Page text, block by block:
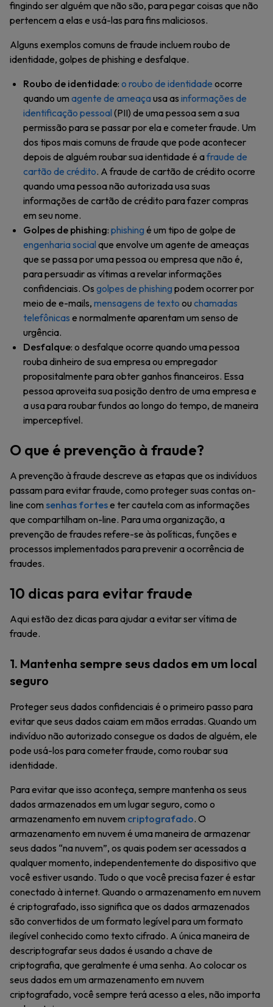
fingindo ser alguém que não são, para pegar coisas que não
pertencem a elas e usá-las para fins maliciosos.
Alguns exemplos comuns de fraude incluem roubo de
identidade, golpes de phishing e desfalque.
Roubo de identidade: o roubo de identidade ocorre
quando um agente de ameaçausa as informações de
identificação pessoal (PII) de uma pessoa sem a sua
permissão para se passar por ela e cometer fraude. Um
dos tipos mais comuns de fraude que pode acontecer
depois de alguém roubar sua identidade é afraude de
cartão de crédito. A fraude de cartão de crédito ocorre
quando uma pessoa não autorizada usa suas
informações de cartão de crédito para fazer compras
em seu nome.
Golpes de phishing: phishing é um tipo de golpe de
engenharia social que envolve um agente de ameaças
que se passa por uma pessoa ou empresa que não é,
para persuadir as vítimas a revelar informações
confidenciais. Os golpes de phishing podem ocorrer por
meio de e-mails, mensagens de texto ou chamadas
telefônicas e normalmente aparentam um senso de
urgência.
Desfalque: o desfalque ocorre quando uma pessoa
rouba dinheiro de sua empresa ou empregador
propositalmente para obter ganhos financeiros. Essa
pessoa aproveita sua posição dentro de uma empresa e
a usa para roubar fundos ao longo do tempo, de maneira
imperceptível.
O que é prevenção à fraude?
A prevenção à fraude descreve as etapas que os indivíduos
passam para evitar fraude, como proteger suas contas on-
line com senhas fortese ter cautela com as informações
que compartilham on-line. Para uma organização, a
prevenção de fraudes refere-se às políticas, funções e
processos implementados para prevenir a ocorrência de
fraudes.
10 dicas para evitar fraude
Aqui estão dez dicas para ajudar a evitar ser vítima de
fraude.
1. Mantenha sempre seus dados em um local
seguro
Proteger seus dados confidenciais é o primeiro passo para
evitar que seus dados caiam em mãos erradas. Quando um
indivíduo não autorizado consegue os dados de alguém, ele
pode usá-los para cometer fraude, como roubar sua
identidade.
Para evitar que isso aconteça, sempre mantenha os seus
dados armazenados em um lugar seguro, como o
armazenamento em nuvem criptografado. O
armazenamento em nuvem é uma maneira de armazenar
seus dados “na nuvem”, os quais podem ser acessados a
qualquer momento, independentemente do dispositivo que
você estiver usando. Tudo o que você precisa fazer é estar
conectado à internet. Quando o armazenamento em nuvem
é criptografado, isso significa que os dados armazenados
são convertidos de um formato legível para um formato
ilegível conhecido como texto cifrado. A única maneira de
descriptografar seus dados é usando a chave de
criptografia, que geralmente é uma senha. Ao colocar os
seus dados em um armazenamento em nuvem
criptografado, você sempre terá acesso a eles, não importa